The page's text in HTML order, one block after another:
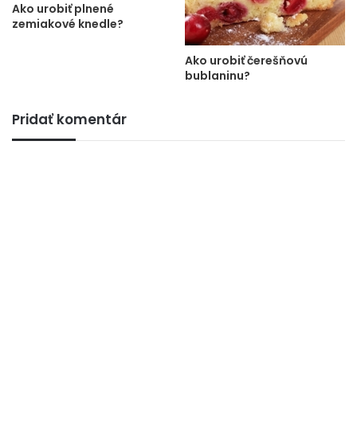
Ako urobiť plnené
zemiakové knedle?
Ako urobiť čerešňovú
bublaninu?
Pridať komentár